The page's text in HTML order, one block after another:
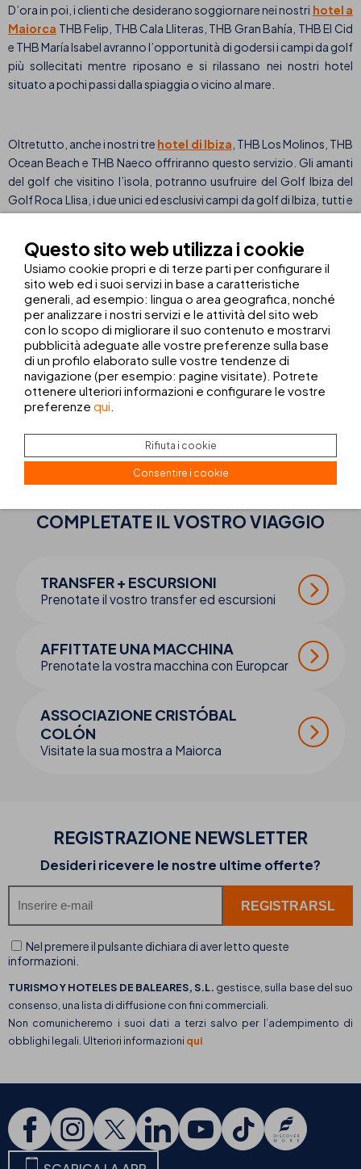
D’ora in poi, i clienti che desiderano soggiornare nei nostri hotel a
Maiorca THB Felip, THB Cala Lliteras, THB Gran Bahía, THB El Cid
e THB María Isabel avranno l’opportunità di godersi i campi da golf
più sollecitati mentre riposano e si rilassano nei nostri hotel
situato a pochi passi dalla spiaggia o vicino al mare.
Oltretutto, anche i nostri tre hotel di Ibiza , THB Los Molinos, THB
Ocean Beach e THB Naeco offriranno questo servizio. Gli amanti
del golf che visitino l’isola, potranno usufruire del Golf Ibiza del
Golf Roca Llisa, i due unici ed esclusivi campi da golf di Ibiza, tutti e
due a Santa Eulàlia e circondati da un paesaggio di valli e
Organizzare una vacanza con golf a Maiorca e Ibiza è
un'idea perfetta, tanto per principianti quanto per
professionisti. Cosa aspettate per provarlo?
Se volete essere fra i primi a godervi uno dei nostripacchetti
personalizzati con golf per le vostre vacanze
entrando nella sezione dihotel e golfe riempite il modulo per
poter ricevere consulenza individualizzata
COMPLETATE IL VOSTROVIAGGIO
TRANSFER + ESCURSIONI
Prenotate il vostro transfer ed escursioni
AFFITTATE UNA MACCHINA
Prenotate la vostra macchina con Europcar
ASSOCIAZIONE CRISTÓBAL
COLÓN
Visitate la sua mostra a Maiorca
REGISTRAZIONE NEWSLETTER
Desideri ricevere le nostre ultime offerte?
Nel premere il pulsante dichiara di aver letto queste
informazioni.
TURISMO Y HOTELES DE BALEARES, S.L. gestisce, sulla base del suo
consenso, una lista di diffusione con fini commerciali.
Non comunicheremo i suoi dati a terzi salvo per l’adempimento di
obblighi legali. Ulteriori informazioni qui
Questo sito web utilizza i cookie
Usiamo cookie propri e di terze parti per configurare il
sito web ed i suoi servizi in base a caratteristiche
generali, ad esempio: lingua o area geografica, nonché
per analizzare i nostri servizi e le attività del sito web
con lo scopo di migliorare il suo contenuto e mostrarvi
pubblicità adeguate alle vostre preferenze sulla base
di un profilo elaborato sulle vostre tendenze di
navigazione (per esempio: pagine visitate). Potrete
ottenere ulteriori informazioni e configurare le vostre
preferenze qui
Rifiuta i cookie
Consentire i cookie